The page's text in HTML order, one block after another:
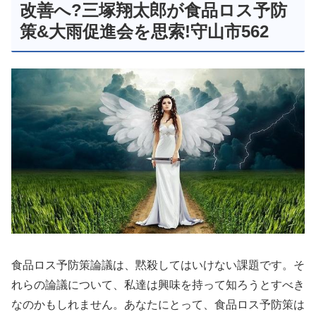
改善へ?三塚翔太郎が食品ロス予防
策&大雨促進会を思索!守山市562
食品ロス予防策論議は、黙殺してはいけない課題です。そ
れらの論議について、私達は興味を持って知ろうとすべき
なのかもしれません。あなたにとって、食品ロス予防策は